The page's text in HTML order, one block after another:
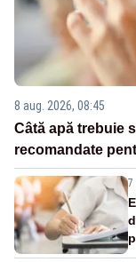
8 aug. 2026, 08:45
Câtă apă trebuie
recomandate
7